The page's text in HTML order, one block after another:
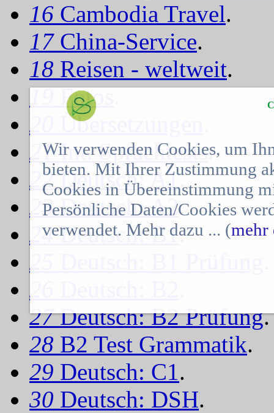
16 Cambodia Travel.
17 China-Service.
18 Reisen - weltweit.
19Fotos.
20
Übersetzungen
21Int. Sprachtests.
22Deutsch: A1.
23Deutsch: A2.
24Deutsch: B1.
25
26
27Deutsch: B2 Prüfung.
28 B2 Test Grammatik.
29 Deutsch: C1.
30 Deutsch: DSH.
Wir verwenden Cookies, um
bieten. Mit Ihrer Zustimmung
Cookies in Übereinstimmung
Persönliche Daten/Cookies
verwendet. Mehr dazu ... (mehr